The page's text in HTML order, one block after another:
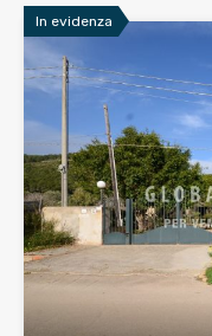
In evidenza